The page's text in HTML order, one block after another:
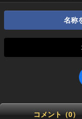
名称
コメント（0）